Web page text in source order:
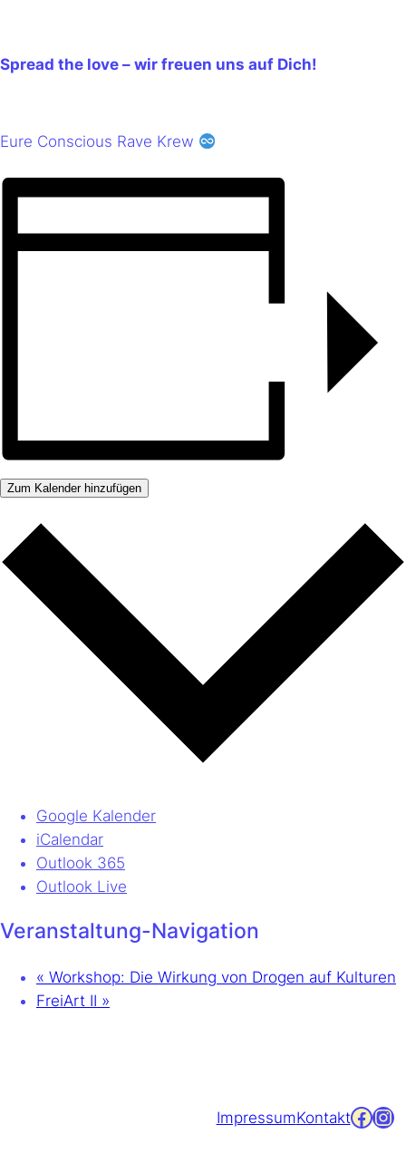
Spread the love – wir freuen uns auf Dich!
Eure Conscious Rave Krew
Zum Kalender hinzufügen
Google Kalender
iCalendar
Outlook 365
Outlook Live
Veranstaltung-Navigation
« Workshop: Die Wirkung von Drogen auf Kulturen
FreiArt II »
ImpressumKontaktFacebook Instagram